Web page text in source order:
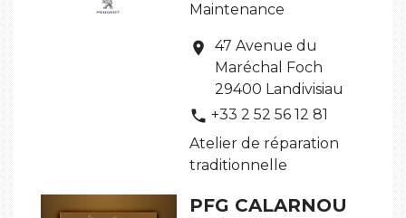
Maintenance
location_on
47 Avenue du
Maréchal Foch
29400 Landivisiau
phone +33 2 52 56 12 81
Atelier de réparation
traditionnelle
PFG CALARNOU